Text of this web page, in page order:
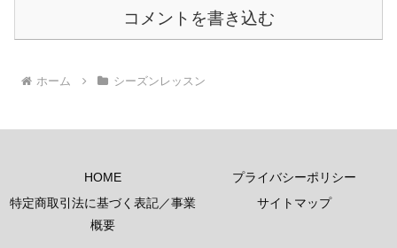
コメントを書き込む
ホーム シーズンレッスン
HOME
プライバシーポリシー
特定商取引法に基づく表記／事業
概要
サイトマップ